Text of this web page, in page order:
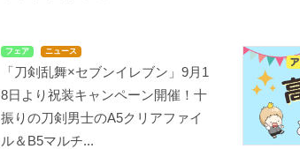
フェア ニュース
「刀剣乱舞×セブンイレブン」9月1
8日より祝装キャンペーン開催！十
振りの刀剣男士のA5クリアファイ
ル＆B5マルチ...